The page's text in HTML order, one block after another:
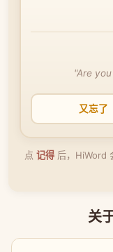
"Are
又忘了
点 记得后，HiWord
关